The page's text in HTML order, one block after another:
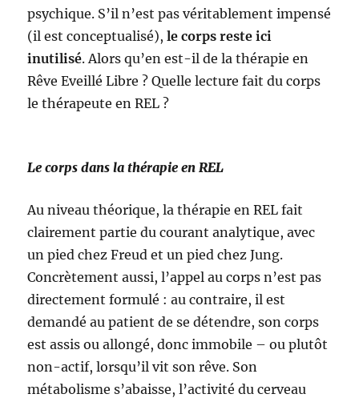
psychique. S’il n’est pas véritablement impensé
(il est conceptualisé), le corps reste ici
inutilisé. Alors qu’en est-il de la thérapie en
Rêve Eveillé Libre ? Quelle lecture fait du corps
le thérapeute en REL ?
Le corps dans la thérapie en REL
Au niveau théorique, la thérapie en REL fait
clairement partie du courant analytique, avec
un pied chez Freud et un pied chez Jung.
Concrètement aussi, l’appel au corps n’est pas
directement formulé : au contraire, il est
demandé au patient de se détendre, son corps
est assis ou allongé, donc immobile – ou plutôt
non-actif, lorsqu’il vit son rêve. Son
métabolisme s’abaisse, l’activité du cerveau